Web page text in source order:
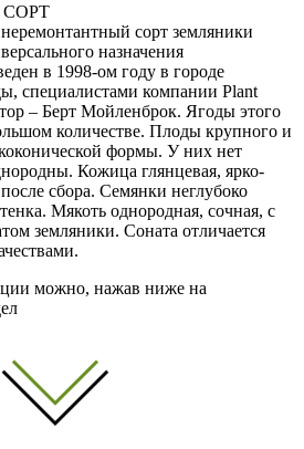
сорт земляники
назначения
в 1998-ом году в городе
специалистами компании Plant
– Берт Мойленброк. Ягоды этого
количестве. Плоды крупного и
формы. У них нет
Кожица глянцевая, ярко-
сбора. Семянки неглубоко
Мякоть однородная, сочная, с
земляники. Соната отличается
можно, нажав ниже на